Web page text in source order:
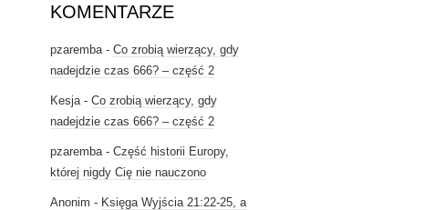
KOMENTARZE
pzaremba- Co zrobią wierzący, gdy
nadejdzie czas 666? – część 2
Kesja- Co zrobią wierzący, gdy
nadejdzie czas 666? – część 2
pzaremba- Część historii Europy,
której nigdy Cię nie nauczono
Anonim - Księga Wyjścia 21:22-25, a